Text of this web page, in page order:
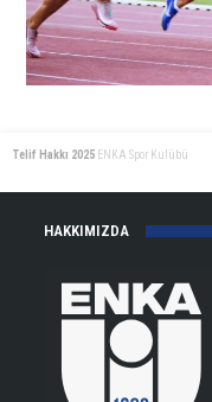
Telif Hakkı 2025 ENKA Spor Kulübü
HAKKIMIZDA